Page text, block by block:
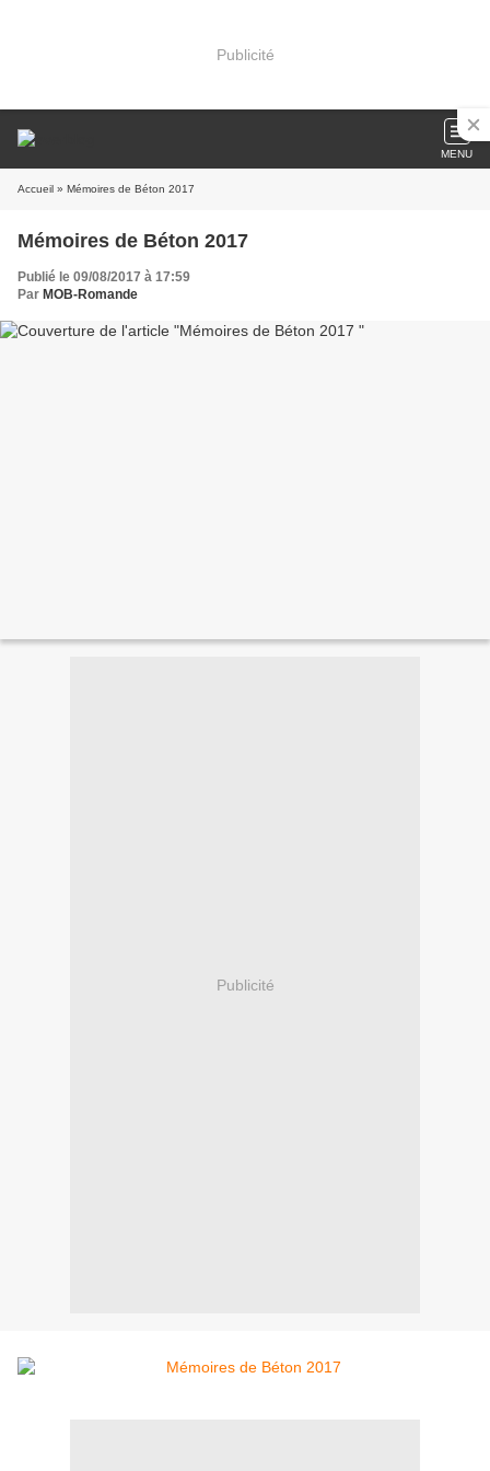
Publicité
MENU
Accueil » Mémoires de Béton 2017
Mémoires de Béton 2017
Publié le 09/08/2017 à 17:59
Par MOB-Romande
Publicité